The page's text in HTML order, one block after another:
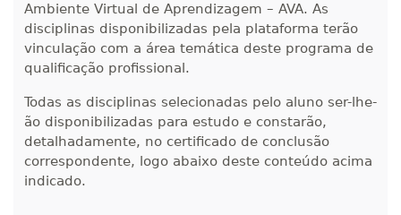
Ambiente Virtual de Aprendizagem – AVA. As
disciplinas disponibilizadas pela plataforma terão
vinculação com a área temática deste programa de
qualificação profissional.
Todas as disciplinas selecionadas pelo aluno ser-lhe-
ão disponibilizadas para estudo e constarão,
detalhadamente, no certificado de conclusão
correspondente, logo abaixo deste conteúdo acima
indicado.